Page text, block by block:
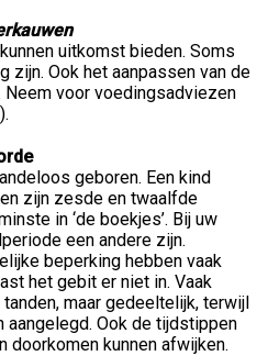
uitkomst bieden. Soms
zijn. Ook het aanpassen van de
voor voedingsadviezen
geboren. Een kind
zijn zesde en twaalfde
in ‘de boekjes’. Bij uw
een andere zijn.
beperking hebben vaak
het gebit er niet in. Vaak
maar gedeeltelijk, terwijl
aangelegd. Ook de tijdstippen
doorkomen kunnen afwijken.